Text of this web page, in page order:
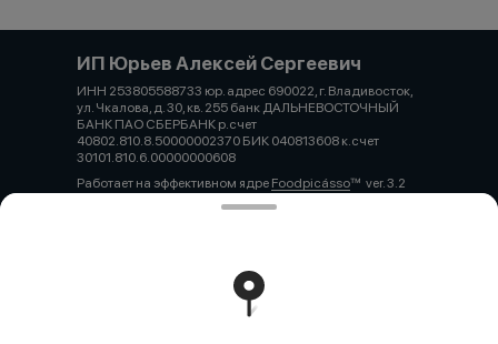
ИП Юрьев Алексей Сергеевич
ИНН 253805588733 юр. адрес 690022, г. Владивосток,
ул. Чкалова, д. 30, кв. 255 банк ДАЛЬНЕВОСТОЧНЫЙ
БАНК ПАО СБЕРБАНК р.счет
40802.810.8.50000002370 БИК 040813608 к.счет
30101.810.6.00000000608
Работает на эффективном ядре Foodpicássover. 3.2
Политика конфиденциальности
Публичная оферта